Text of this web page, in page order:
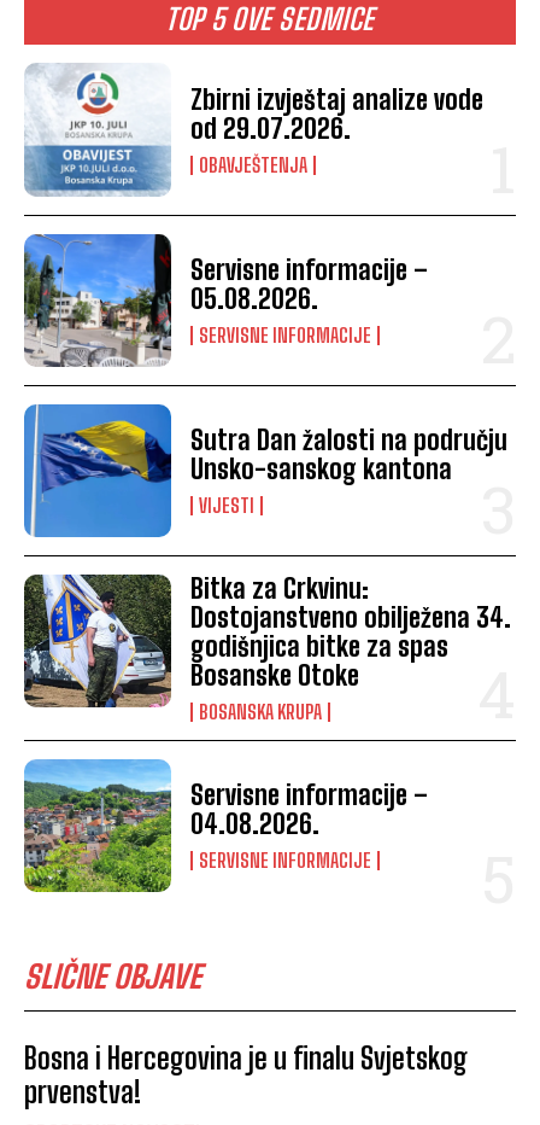
TOP 5 OVE SEDMICE
Zbirni izvještaj analize vode
od 29.07.2026.
OBAVJEŠTENJA
Servisne informacije –
05.08.2026.
SERVISNE INFORMACIJE
Sutra Dan žalosti na području
Unsko-sanskog kantona
VIJESTI
Bitka za Crkvinu:
Dostojanstveno obilježena 34.
godišnjica bitke za spas
Bosanske Otoke
BOSANSKA KRUPA
Servisne informacije –
04.08.2026.
SERVISNE INFORMACIJE
SLIČNE OBJAVE
Bosna i Hercegovina je u finalu Svjetskog
prvenstva!